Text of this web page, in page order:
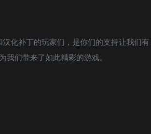
汉化补丁的玩家们，是你们的支持让我们有
们带来了如此精彩的游戏。